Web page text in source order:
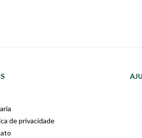
de privacidade